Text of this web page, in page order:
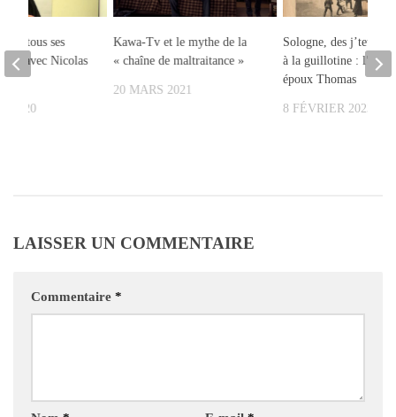
Kawa-Tv et le mythe de la
« chaîne de maltraitance »
20 MARS 2021
Sologne, des j’teux
à la guillotine :
époux Thomas
8 FÉVRIER 2023
tous ses
avec Nicolas
2020
LAISSER UN COMMENTAIRE
Commentaire *